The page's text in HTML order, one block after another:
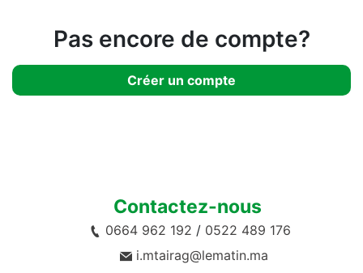
Pas encore de compte?
Créer un compte
Contactez-nous
0664 962 192 / 0522 489 176
i.mtairag@lematin.ma